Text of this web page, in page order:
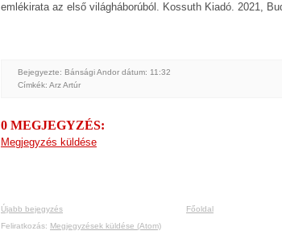
emlékirata az első világháborúból. Kossuth Kiadó. 2021,
Bejegyezte: Bánsági Andor dátum: 11:32
Címkék: Arz Artúr
0 MEGJEGYZÉS:
Megjegyzés küldése
Újabb bejegyzés
Főoldal
Feliratkozás: Megjegyzések küldése (Atom)